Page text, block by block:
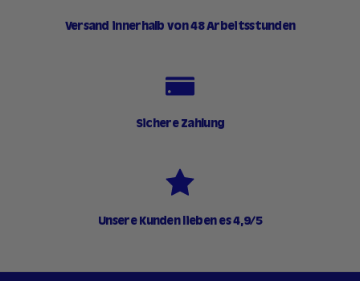
Versand innerhalb von 48 Arbeitsstunden
Sichere Zahlung
Unsere Kunden lieben es 4,9/5